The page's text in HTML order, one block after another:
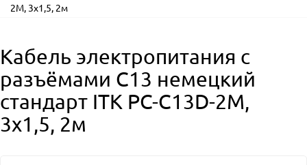
2M, 3х1,5, 2м
Кабель электропитания с
разъёмами С13 немецкий
стандарт ITK PC-C13D-2M,
3х1,5, 2м